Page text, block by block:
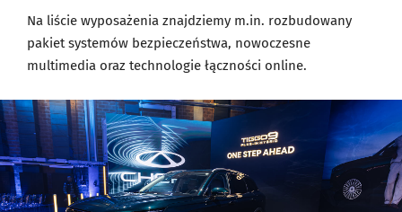
Na liście wyposażenia znajdziemy m.in. rozbudowany
pakiet systemów bezpieczeństwa, nowoczesne
multimedia oraz technologie łączności online.